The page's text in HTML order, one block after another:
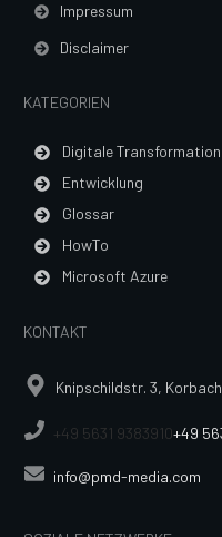
Impressum
Disclaimer
KATEGORIEN
Digitale Transformation
Entwicklung
Glossar
HowTo
Microsoft Azure
KONTAKT
Knipschildstr. 3,
+49 5631 9383910+49
info@pmd-media.com